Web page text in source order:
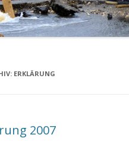
ERKLÄRUNG
2007